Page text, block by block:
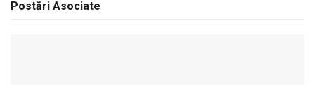
Postări Asociate